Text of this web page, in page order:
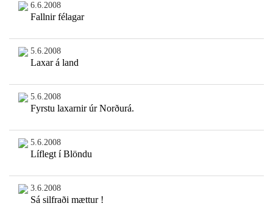
6.6.2008
Fallnir félagar
5.6.2008
Laxar á land
5.6.2008
Fyrstu laxarnir úr Norðurá.
5.6.2008
Líflegt í Blöndu
3.6.2008
Sá silfraði mættur !